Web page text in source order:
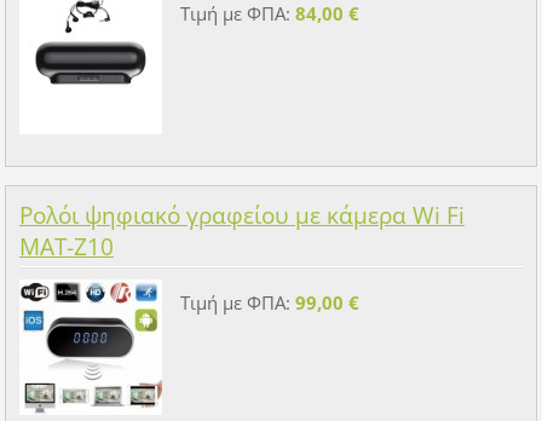
Τιμή με ΦΠΑ: 84,00 €
Ρολόι ψηφιακό γραφείου με κάμερα Wi Fi
MAT-Z10
Τιμή με ΦΠΑ: 99,00 €